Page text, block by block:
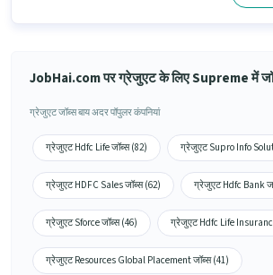
JobHai.com पर ग्रेजुएट के लिए Supreme में
ग्रेजुएट जॉब्स बाय अदर पॉपुलर कंपनियां
ग्रेजुएट Hdfc Life जॉब्स (82) ग्रेजुएट Supro Info
ग्रेजुएट HDFC Sales जॉब्स (62) ग्रेजुएट Hdfc Bank
ग्रेजुएट Sforce जॉब्स (46) ग्रेजुएट Hdfc Life
ग्रेजुएट Resources Global Placement जॉब्स (41)